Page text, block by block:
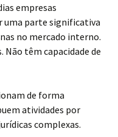
empresas
uma parte significativa
no mercado interno.
têm capacidade de
de forma
atividades por
complexas.